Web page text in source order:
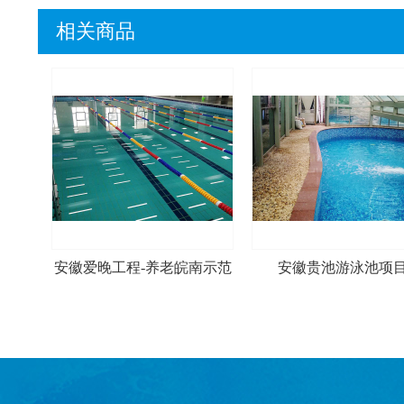
相关商品
安徽爱晚工程-养老皖南示范
安徽贵池游泳池项